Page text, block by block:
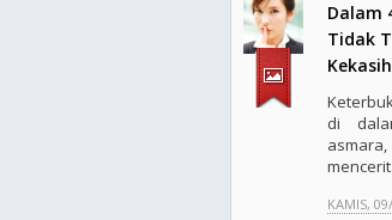
Dalam
Tidak
di
KAMIS,